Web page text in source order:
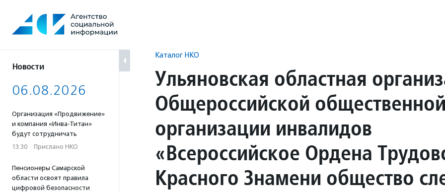
содержанию
Новости
06.08.2026
Организация «Продвижение»
и компания «Инва-Титан»
будут сотрудничать
13:30 · Прислано НКО
Пенсионеры Самарской
области освоят правила
цифровой безопасности
Каталог НКО
Ульяновская областная
Общероссийской
организации инвалидов
«Всероссийское Ордена
Красного Знамени общество